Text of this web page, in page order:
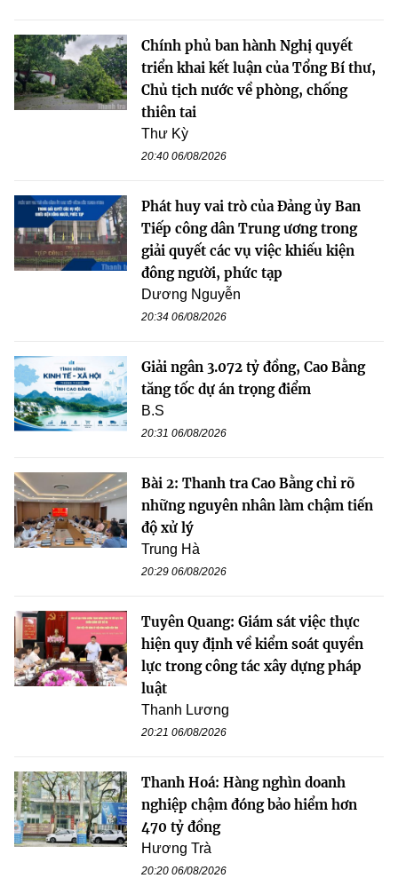
Chính phủ ban hành Nghị quyết
triển khai kết luận của Tổng Bí thư,
Chủ tịch nước về phòng, chống
thiên tai
Thư Kỳ
20:40 06/08/2026
Phát huy vai trò của Đảng ủy Ban
Tiếp công dân Trung ương trong
giải quyết các vụ việc khiếu kiện
đông người, phức tạp
Dương Nguyễn
20:34 06/08/2026
Giải ngân 3.072 tỷ đồng, Cao Bằng
tăng tốc dự án trọng điểm
B.S
20:31 06/08/2026
Bài 2: Thanh tra Cao Bằng chỉ rõ
những nguyên nhân làm chậm tiến
độ xử lý
Trung Hà
20:29 06/08/2026
Tuyên Quang: Giám sát việc thực
hiện quy định về kiểm soát quyền
lực trong công tác xây dựng pháp
luật
Thanh Lương
20:21 06/08/2026
Thanh Hoá: Hàng nghìn doanh
nghiệp chậm đóng bảo hiểm hơn
470 tỷ đồng
Hương Trà
20:20 06/08/2026